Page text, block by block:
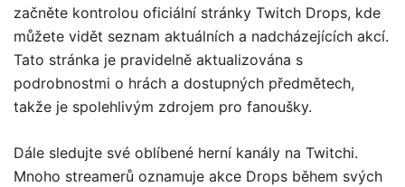
začněte kontrolou oficiální stránky Twitch Drops, kde
můžete vidět seznam aktuálních a nadcházejících akcí.
Tato stránka je pravidelně aktualizována s
podrobnostmi o hrách a dostupných předmětech,
takže je spolehlivým zdrojem pro fanoušky.
Dále sledujte své oblíbené herní kanály na Twitchi.
Mnoho streamerů oznamuje akce Drops během svých